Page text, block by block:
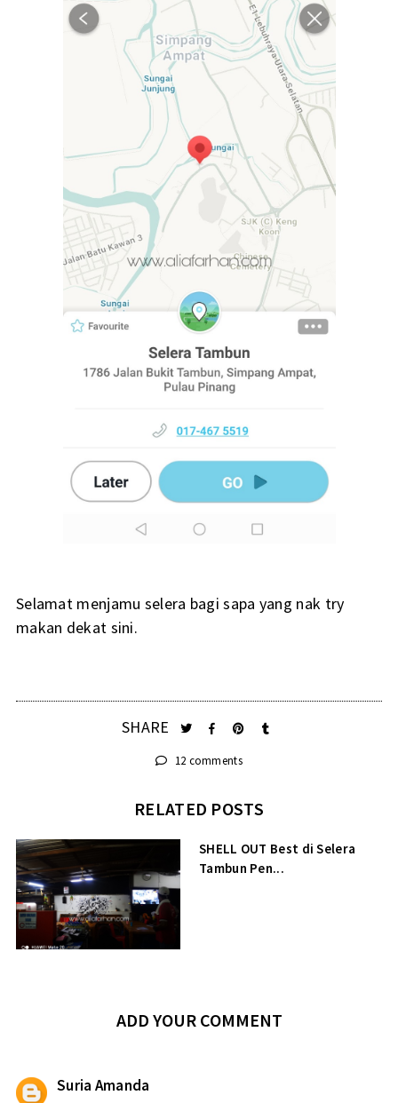
Selamat menjamu selera bagi sapa yang nak try
makan dekat sini.
SHARE
12 comments
RELATED POSTS
SHELL OUT Best di Selera
Tambun Pen...
ADD YOUR COMMENT
Suria Amanda